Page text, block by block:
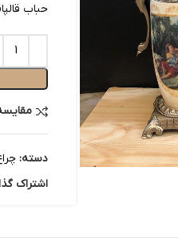
حباب قالپاقی
دسته:
اشتراک